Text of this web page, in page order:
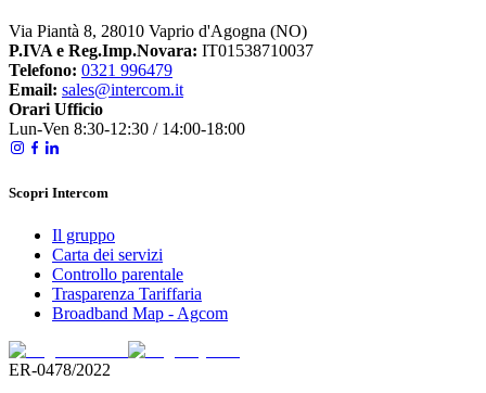
Via Piantà 8, 28010 Vaprio d'Agogna (NO)
P.IVA e Reg.Imp.Novara: IT01538710037
Telefono: 0321 996479
Email: sales@intercom.it
Orari Ufficio
Lun-Ven 8:30-12:30 / 14:00-18:00
Scopri Intercom
Il gruppo
Carta dei servizi
Controllo parentale
Trasparenza Tariffaria
Broadband Map - Agcom
ER-0478/2022